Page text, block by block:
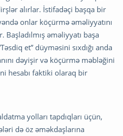
alırlar. İstifadəçi başqa bir
onlar köçürmə əməliyyatını
əməliyyatı başa
et” düyməsini sıxdığı anda
dəyişir və köçürmə məbləğini
hesabı faktiki olaraq bir
yolları tapdıqları üçün,
də öz əməkdaşlarına